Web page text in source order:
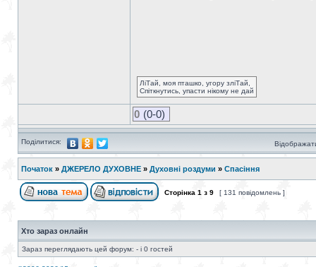
ЛіТай, моя пташко, угору зліТай,
Спіткнутись, упасти нікому не дай
0 (0-0)
Поділитися:
Початок » ДЖЕРЕЛО ДУХОВНЕ » Духовні роздуми » Спасіння
Сторінка 1 з 9 [ 131 повідомлень ]
Хто зараз онлайн
Зараз переглядають цей форум: - і 0 гостей